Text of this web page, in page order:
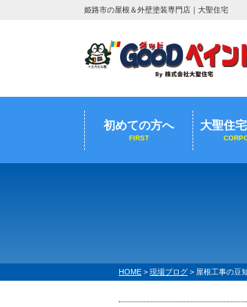
姫路市の屋根＆外壁塗装専門店｜大聖住宅
初めての方へ
FIRST
大聖住
HOME > 現場ブログ > 屋根工事の豆